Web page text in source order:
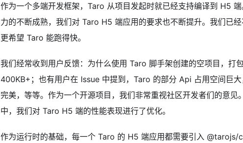
作为一个多端开发框架，Taro 从项目发起时就已经支持编译到 H5
力的不断成熟，我们对 Taro H5 端应用的要求也不断提升。我们已经
更希望 Taro 能跑得快。
我们经常收到用户反馈：为什么使用 Taro 脚手架创建的空项目，打
400KB+；也有用户在 Issue 中提到，Taro 的部分 Api 占用空间巨
完美，等等。作为一个开源项目，我们非常重视社区开发者们的意见
中，我们对 Taro H5 端的性能表现进行了优化。
作为运行时的基础，每一个 Taro 的 H5 端应用都需要引入